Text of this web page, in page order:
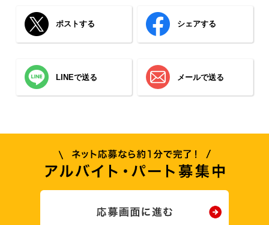
ポストする シェアする
LINEで送る メールで送る